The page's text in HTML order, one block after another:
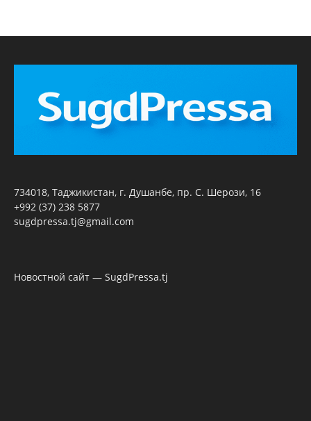
734018, Таджикистан, г. Душанбе, пр. С. Шерози, 16
+992 (37) 238 5877
sugdpressa.tj@gmail.com
Новостной сайт — SugdPressa.tj